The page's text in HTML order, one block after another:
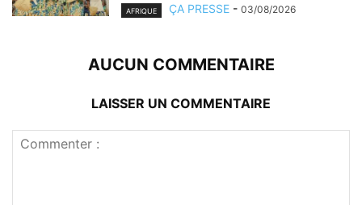
AFRIQUE ÇA PRESSE - 03/08/2026
AUCUN COMMENTAIRE
LAISSER UN COMMENTAIRE